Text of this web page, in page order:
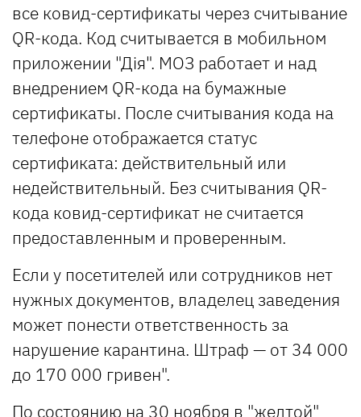
все ковид-сертификаты через считывание
QR-кода. Код считывается в мобильном
приложении "Дія". МОЗ работает и над
внедрением QR-кода на бумажные
сертификаты. После считывания кода на
телефоне отображается статус
сертификата: действительный или
недействительный. Без считывания QR-
кода ковид-сертификат не считается
предоставленным и проверенным.
Если у посетителей или сотрудников нет
нужных документов, владелец заведения
может понести ответственность за
нарушение карантина. Штраф — от 34 000
до 170 000 гривен".
По состоянию на 30 ноября в "желтой"